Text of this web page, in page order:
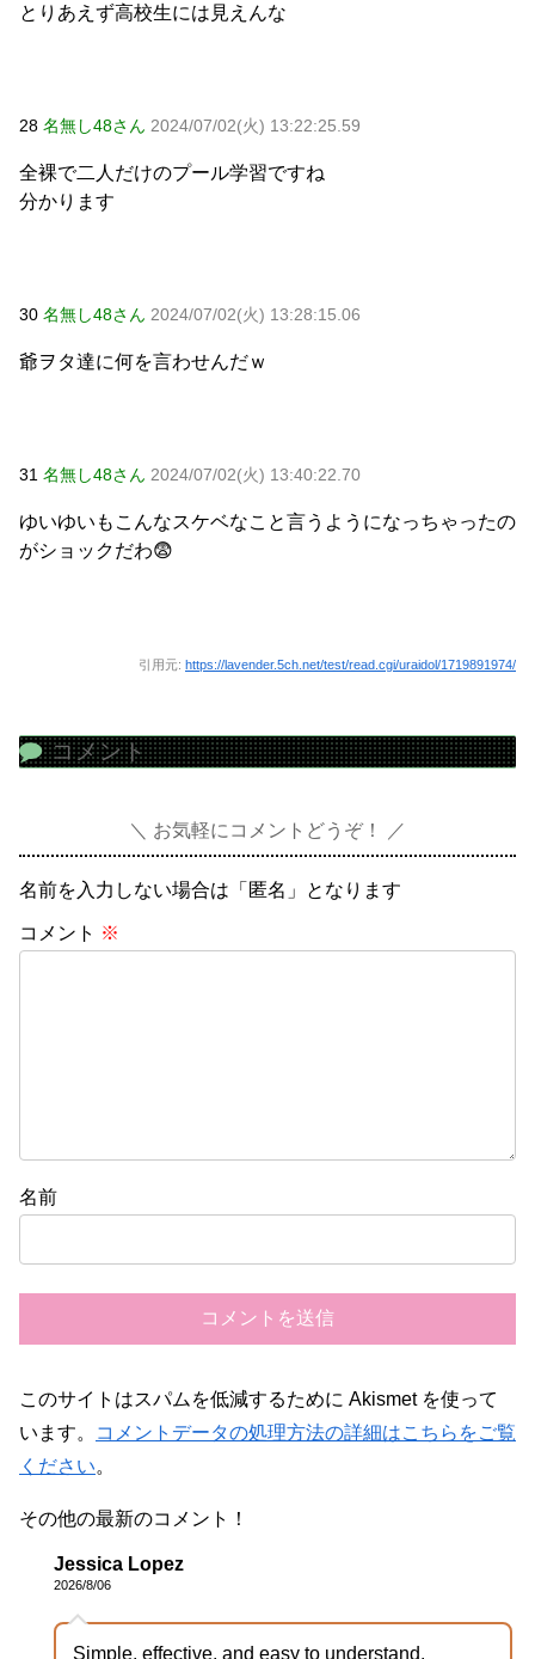
とりあえず高校生には見えんな
28 名無し48さん 2024/07/02(火) 13:22:25.59
全裸で二人だけのプール学習ですね
分かります
30 名無し48さん 2024/07/02(火) 13:28:15.06
爺ヲタ達に何を言わせんだｗ
31 名無し48さん 2024/07/02(火) 13:40:22.70
ゆいゆいもこんなスケベなこと言うようになっちゃったの
がショックだわ😨
引用元: https://lavender.5ch.net/test/read.cgi/uraidol/1719891974/
コメント
お気軽にコメントどうぞ！
名前を入力しない場合は「匿名」となります
コメント ※
名前
このサイトはスパムを低減するために Akismet を使って
います。
コメントデータの処理方法の詳細はこちらをご覧
ください。
その他の最新のコメント！
Jessica Lopez
2026/8/06
Simple, effective, and easy to understand.